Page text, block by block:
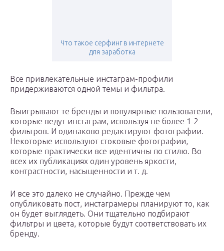
Что такое серфинг в интернете
для заработка
Все привлекательные инстаграм-профили
придерживаются одной темы и фильтра.
Выигрывают те бренды и популярные пользователи,
которые ведут инстаграм, используя не более 1-2
фильтров. И одинаково редактируют фотографии.
Некоторые используют стоковые фотографии,
которые практически все идентичны по стилю. Во
всех их публикациях один уровень яркости,
контрастности, насыщенности и т. д.
И все это далеко не случайно. Прежде чем
опубликовать пост, инстаграмеры планируют то, как
он будет выглядеть. Они тщательно подбирают
фильтры и цвета, которые будут соответствовать их
бренду.